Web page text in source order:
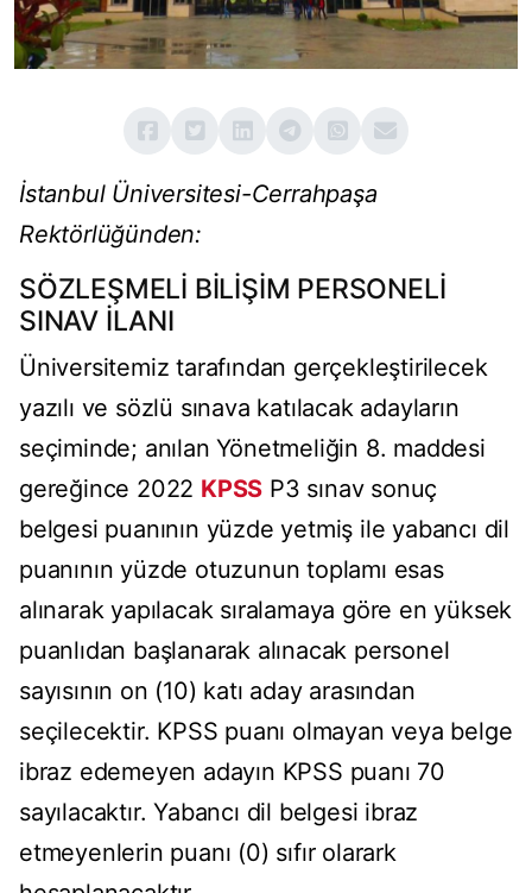
İstanbul Üniversitesi-Cerrahpaşa
Rektörlüğünden:
SÖZLEŞMELİ BİLİŞİM PERSONELİ
SINAV İLANI
Üniversitemiz tarafından gerçekleştirilecek
yazılı ve sözlü sınava katılacak adayların
seçiminde; anılan Yönetmeliğin 8. maddesi
gereğince 2022 KPSS P3 sınav sonuç
belgesi puanının yüzde yetmiş ile yabancı dil
puanının yüzde otuzunun toplamı esas
alınarak yapılacak sıralamaya göre en yüksek
puanlıdan başlanarak alınacak personel
sayısının on (10) katı aday arasından
seçilecektir. KPSS puanı olmayan veya belge
ibraz edemeyen adayın KPSS puanı 70
sayılacaktır. Yabancı dil belgesi ibraz
etmeyenlerin puanı (0) sıfır olarark